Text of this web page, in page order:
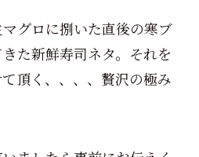
グロに捌いた直後の寒ブ
た新鮮寿司ネタ。それを
頂く、、、、贅沢の極み